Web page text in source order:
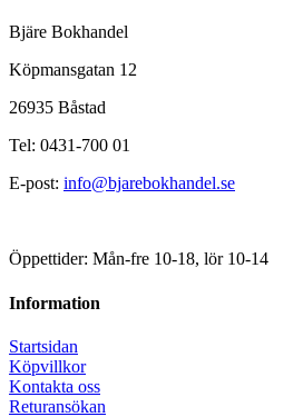
Bjäre Bokhandel
Köpmansgatan 12
26935 Båstad
Tel: 0431-700 01
E-post: info@bjarebokhandel.se
Öppettider: Mån-fre 10-18, lör 10-14
Information
Startsidan
Köpvillkor
Kontakta oss
Returansökan